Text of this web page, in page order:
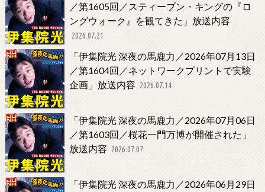
／第1605回／スティーブン・キングの『ロ
ングウォーク』を観てきた」放送内容
2026.07.21
「伊集院光 深夜の馬鹿力／2026年07月13日
／第1604回／ネットワークプリントで実験
企画」放送内容 2026.07.14
「伊集院光 深夜の馬鹿力／2026年07月06日
／第1603回／桜花一門万博が開催された」
放送内容 2026.07.07
「伊集院光 深夜の馬鹿力／2026年06月29日